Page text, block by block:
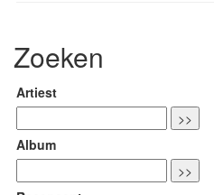
Zoeken
Artiest
Album